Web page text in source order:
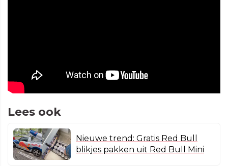
Lees ook
Nieuwe trend: Gratis Red Bull
blikjes pakken uit Red Bull Mini